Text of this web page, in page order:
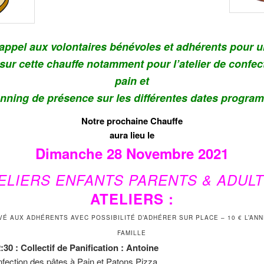
aux volontaires bénévoles et adhérents pour
cette chauffe notamment pour l’atelier de
pain et
de présence sur les différentes dates
Notre prochaine Chauffe
aura lieu le
Dimanche 28 Novembre 2021
ENFANTS PARENTS &
ATELIERS :
AUX ADHÉRENTS AVEC POSSIBILITÉ D’ADHÉRER SUR PLACE – 10 €
FAMILLE
: Collectif de Panification : Antoine
des pâtes à Pain et Patons Pizza